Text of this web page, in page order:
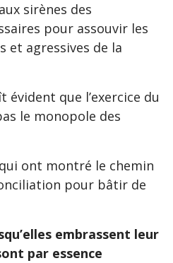
sirènes des
pour assouvir les
et agressives de la
que l’exercice du
le monopole des
ont montré le chemin
pour bâtir de
embrassent leur
par essence